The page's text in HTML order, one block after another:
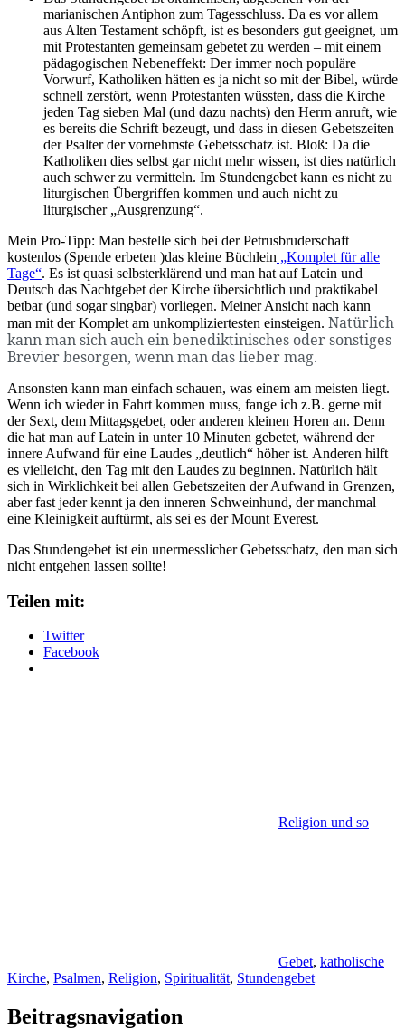
marianischen Antiphon zum Tagesschluss. Da es vor allem
aus Alten Testament schöpft, ist es besonders gut geeignet, um
mit Protestanten gemeinsam gebetet zu werden – mit einem
pädagogischen Nebeneffekt: Der immer noch populäre
Vorwurf, Katholiken hätten es ja nicht so mit der Bibel, würde
schnell zerstört, wenn Protestanten wüssten, dass die Kirche
jeden Tag sieben Mal (und dazu nachts) den Herrn anruft, wie
es bereits die Schrift bezeugt, und dass in diesen Gebetszeiten
der Psalter der vornehmste Gebetsschatz ist. Bloß: Da die
Katholiken dies selbst gar nicht mehr wissen, ist dies natürlich
auch schwer zu vermitteln. Im Stundengebet kann es nicht zu
liturgischen Übergriffen kommen und auch nicht zu
liturgischer „Ausgrenzung“.
Mein Pro-Tipp: Man bestelle sich bei der Petrusbruderschaft
kostenlos (Spende erbeten )das kleine Büchlein „Komplet für alle
Tage“. Es ist quasi selbsterklärend und man hat auf Latein und
Deutsch das Nachtgebet der Kirche übersichtlich und praktikabel
betbar (und sogar singbar) vorliegen. Meiner Ansicht nach kann
man mit der Komplet am unkompliziertesten einsteigen. Natürlich
kann man sich auch ein benediktinisches oder sonstiges
Brevier besorgen, wenn man das lieber mag.
Ansonsten kann man einfach schauen, was einem am meisten liegt.
Wenn ich wieder in Fahrt kommen muss, fange ich z.B. gerne mit
der Sext, dem Mittagsgebet, oder anderen kleinen Horen an. Denn
die hat man auf Latein in unter 10 Minuten gebetet, während der
innere Aufwand für eine Laudes „deutlich“ höher ist. Anderen hilft
es vielleicht, den Tag mit den Laudes zu beginnen. Natürlich hält
sich in Wirklichkeit bei allen Gebetszeiten der Aufwand in Grenzen,
aber fast jeder kennt ja den inneren Schweinhund, der manchmal
eine Kleinigkeit auftürmt, als sei es der Mount Everest.
Das Stundengebet ist ein unermesslicher Gebetsschatz, den man sich
nicht entgehen lassen sollte!
Teilen mit:
Twitter
Facebook
Religion und so
Gebet, katholische
Kirche, Psalmen, Religion, Spiritualität, Stundengebet
Beitragsnavigation